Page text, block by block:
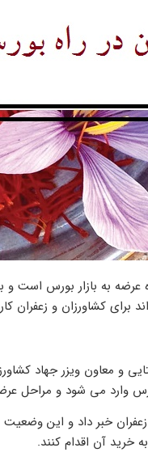
عرضه به بازار بورس
کشاورزان و زعفران
و معاون ویزر جهاد
وارد می شود و مراحل
خبر داد و این وضعیت
خرید آن اقدام کنند.